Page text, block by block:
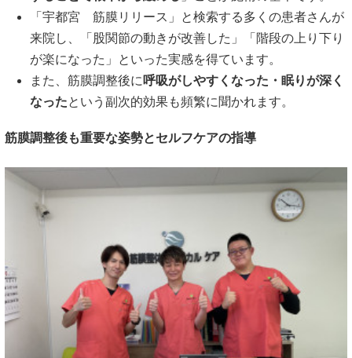
「宇都宮 筋膜リリース」と検索する多くの患者さんが
来院し、「股関節の動きが改善した」「階段の上り下り
が楽になった」といった実感を得ています。
また、筋膜調整後に 呼吸がしやすくなった・眠りが深く
なったという副次的効果も頻繁に聞かれます。
筋膜調整後も重要な姿勢とセルフケアの指導